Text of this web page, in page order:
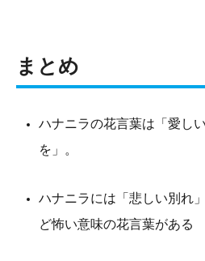
まとめ
ハナニラの花言葉は「愛し
を」。
ハナニラには「悲しい別れ
ど怖い意味の花言葉がある